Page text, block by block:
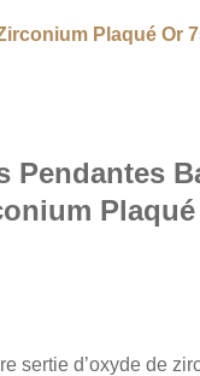
Plaqué Or
Pendantes
Plaqué
sertie d’oxyde de